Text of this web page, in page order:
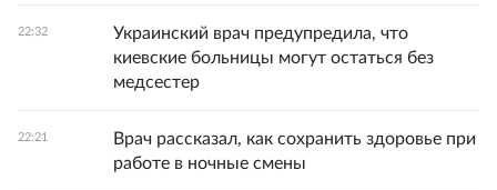
22:32
Украинский врач предупредила, что
киевские больницы могут остаться без
медсестер
22:21
Врач рассказал, как сохранить здоровье при
работе в ночные смены